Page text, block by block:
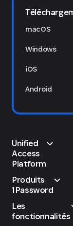
macOS
Windows
iOS
Android
Unified
Access
Platform
Produits
1Password
Les
fonctionnalités